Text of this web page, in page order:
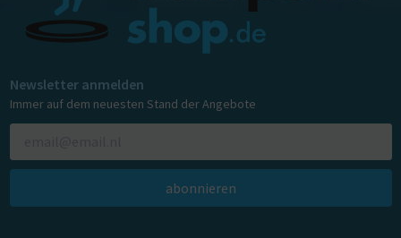
Newsletter anmelden
Immer auf dem neuesten Stand der Angebote
abonnieren